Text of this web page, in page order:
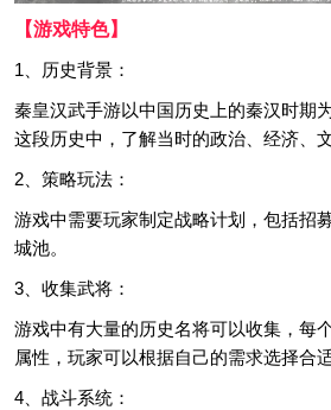
【游戏特色】
1、历史背景：
秦皇汉武手游以中国历史上的秦汉时期
这段历史中，了解当时的政治、经济、
2、策略玩法：
游戏中需要玩家制定战略计划，包括招
城池。
3、收集武将：
游戏中有大量的历史名将可以收集，每
属性，玩家可以根据自己的需求选择合
4、战斗系统：